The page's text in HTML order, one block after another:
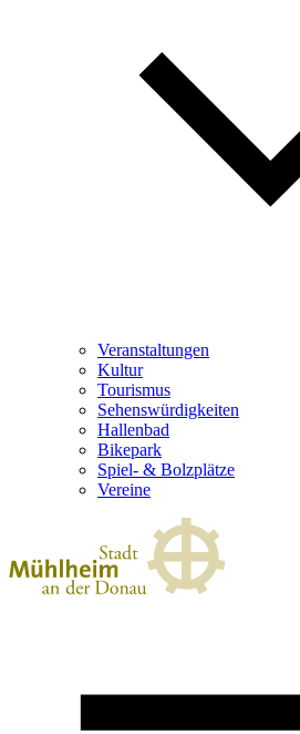
Veranstaltungen
Kultur
Tourismus
Sehenswürdigkeiten
Hallenbad
Bikepark
Spiel- & Bolzplätze
Vereine